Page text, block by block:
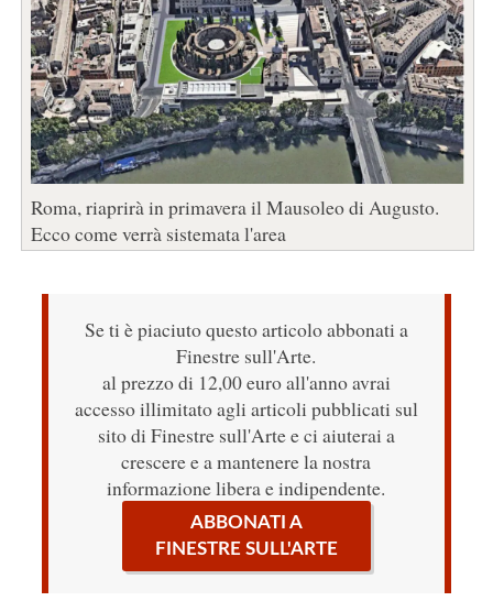
Roma, riaprirà in primavera il Mausoleo di Augusto.
Ecco come verrà sistemata l'area
Se ti è piaciuto questo articolo abbonati a
Finestre sull'Arte.
al prezzo di 12,00 euro all'anno avrai
accesso illimitato agli articoli pubblicati sul
sito di Finestre sull'Arte e ci aiuterai a
crescere e a mantenere la nostra
informazione libera e indipendente.
ABBONATI A
FINESTRE SULL'ARTE